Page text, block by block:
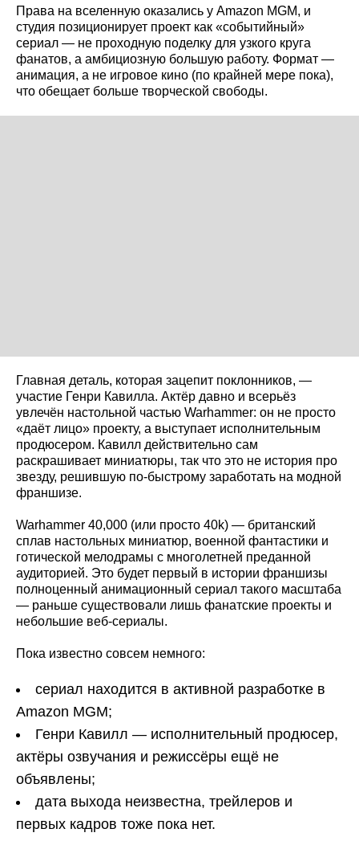
Права на вселенную оказались у Amazon MGM, и
студия позиционирует проект как «событийный»
сериал — не проходную поделку для узкого круга
фанатов, а амбициозную большую работу. Формат —
анимация, а не игровое кино (по крайней мере пока),
что обещает больше творческой свободы.
Главная деталь, которая зацепит поклонников, —
участие Генри Кавилла. Актёр давно и всерьёз
увлечён настольной частью Warhammer: он не просто
«даёт лицо» проекту, а выступает исполнительным
продюсером. Кавилл действительно сам
раскрашивает миниатюры, так что это не история про
звезду, решившую по-быстрому заработать на модной
франшизе.
Warhammer 40,000 (или просто 40k) — британский
сплав настольных миниатюр, военной фантастики и
готической мелодрамы с многолетней преданной
аудиторией. Это будет первый в истории франшизы
полноценный анимационный сериал такого масштаба
— раньше существовали лишь фанатские проекты и
небольшие веб-сериалы.
Пока известно совсем немного:
сериал находится в активной разработке в
Amazon MGM;
Генри Кавилл — исполнительный продюсер,
актёры озвучания и режиссёры ещё не
объявлены;
дата выхода неизвестна, трейлеров и
первых кадров тоже пока нет.